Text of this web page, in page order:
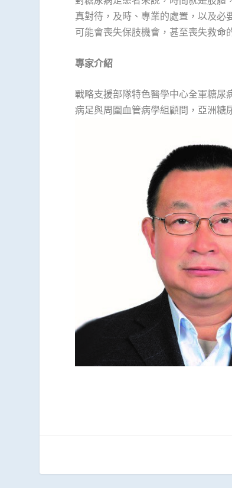
真對待，及時、專業的處置，以及必
可能會喪失保肢機會，甚至喪失救命
專家介紹
戰略支援部隊特色醫學中心全軍糖尿
病足與周圍血管病學組顧問，亞洲糖